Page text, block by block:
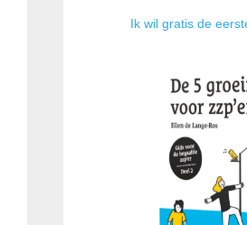
Ik wil gratis de